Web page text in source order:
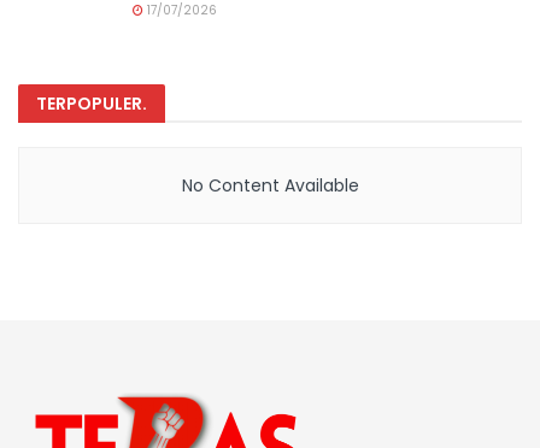
17/07/2026
TERPOPULER.
No Content Available